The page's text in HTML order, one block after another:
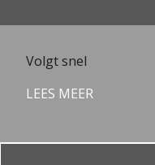
Volgt snel
LEES MEER